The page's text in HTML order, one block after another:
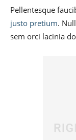
Pellentesque
justo pretium.
sem orci lacinia